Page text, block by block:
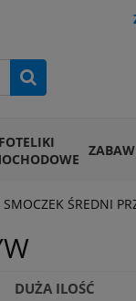
FOTELIKI
ŚREDNI
DUŻA ILOŚĆ